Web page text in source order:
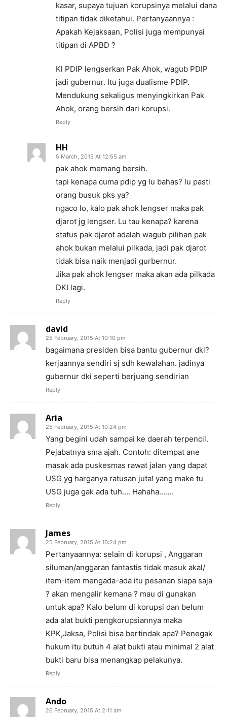
kasar, supaya tujuan korupsinya melalui dana
titipan tidak diketahui. Pertanyaannya :
Apakah Kejaksaan, Polisi juga mempunyai
titipan di APBD ?
Kl PDIP lengserkan Pak Ahok, wagub PDIP
jadi gubernur. Itu juga dualisme PDIP.
Mendukung sekaligus menyingkirkan Pak
Ahok, orang bersih dari korupsi.
Reply
HH
5 March, 2015 At 12:55 am
pak ahok memang bersih.
tapi kenapa cuma pdip yg lu bahas? lu pasti
orang busuk pks ya?
ngaco lo, kalo pak ahok lengser maka pak
djarot jg lengser. Lu tau kenapa? karena
status pak djarot adalah wagub pilihan pak
ahok bukan melalui pilkada, jadi pak djarot
tidak bisa naik menjadi gurbernur.
Jika pak ahok lengser maka akan ada pilkada
DKI lagi.
Reply
david
25 February, 2015 At 10:10 pm
bagaimana presiden bisa bantu gubernur dki?
kerjaannya sendiri sj sdh kewalahan. jadinya
gubernur dki seperti berjuang sendirian
Reply
Aria
25 February, 2015 At 10:24 pm
Yang begini udah sampai ke daerah terpencil.
Pejabatnya sma ajah. Contoh: ditempat ane
masak ada puskesmas rawat jalan yang dapat
USG yg harganya ratusan juta! yang make tu
USG juga gak ada tuh…. Hahaha…….
Reply
James
25 February, 2015 At 10:24 pm
Pertanyaannya: selain di korupsi , Anggaran
siluman/anggaran fantastis tidak masuk akal/
item-item mengada-ada itu pesanan siapa saja
? akan mengalir kemana ? mau di gunakan
untuk apa? Kalo belum di korupsi dan belum
ada alat bukti pengkorupsiannya maka
KPK,Jaksa, Polisi bisa bertindak apa? Penegak
hukum itu butuh 4 alat bukti atau minimal 2 alat
bukti baru bisa menangkap pelakunya.
Reply
Ando
26 February, 2015 At 2:11 am